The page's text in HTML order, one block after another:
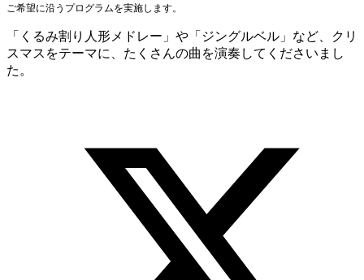
ご希望に沿うプログラムを実施します。
「くるみ割り人形メドレー」や「ジングルベル」など、クリ
スマスをテーマに、たくさんの曲を演奏してくださいまし
た。